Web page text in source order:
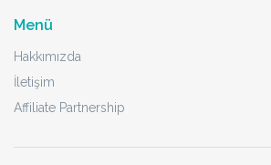
Menü
Hakkımızda
İletişim
Affiliate Partnership